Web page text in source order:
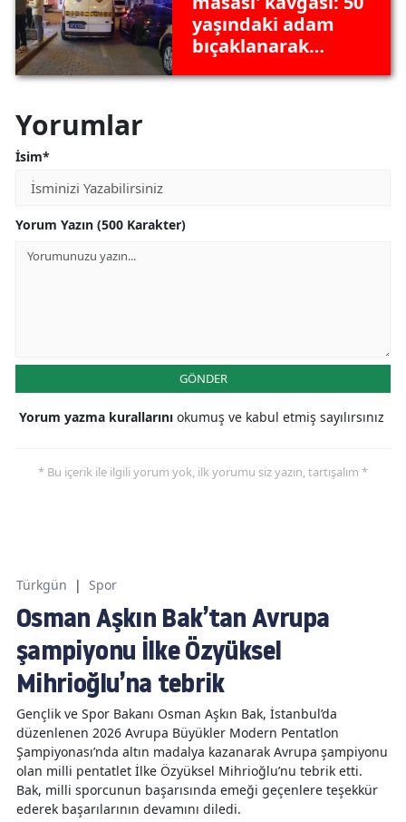
yaşındaki adam
bıçaklanarak
Yorumlar
İsim*
Yorum Yazın (500 Karakter)
GÖNDER
Yorum yazma kurallarını okumuş ve kabul etmiş sayılırsınız
* Bu içerik ile ilgili yorum yok, ilk yorumu siz yazın, tartışalım *
Türkgün | Spor
Osman Aşkın Bak’tan Avrupa
şampiyonu İlke Özyüksel
Mihrioğlu’na tebrik
Gençlik ve Spor Bakanı Osman Aşkın Bak, İstanbul’da
düzenlenen 2026 Avrupa Büyükler Modern Pentatlon
Şampiyonası’nda altın madalya kazanarak Avrupa şampiyonu
olan milli pentatlet İlke Özyüksel Mihrioğlu’nu tebrik etti.
Bak, milli sporcunun başarısında emeği geçenlere teşekkür
ederek başarılarının devamını diledi.